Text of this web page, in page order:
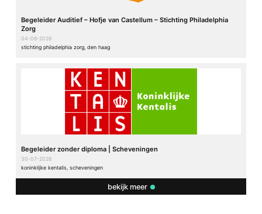
Begeleider Auditief – Hofje van Castellum – Stichting Philadelphia
Zorg
04-08-2026
stichting philadelphia zorg, den haag
Begeleider zonder diploma | Scheveningen
30-07-2026
koninklijke kentalis, scheveningen
bekijk meer